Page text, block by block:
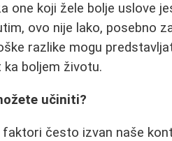
one koji žele bolje uslove
ovo nije lako, posebno
razlike mogu
boljem životu.
učiniti?
faktori često izvan naše